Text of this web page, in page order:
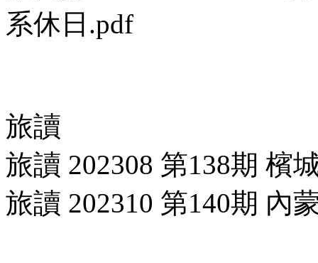
系休日.pdf
旅讀
旅讀 202308 第138期 檳
旅讀 202310 第140期 內